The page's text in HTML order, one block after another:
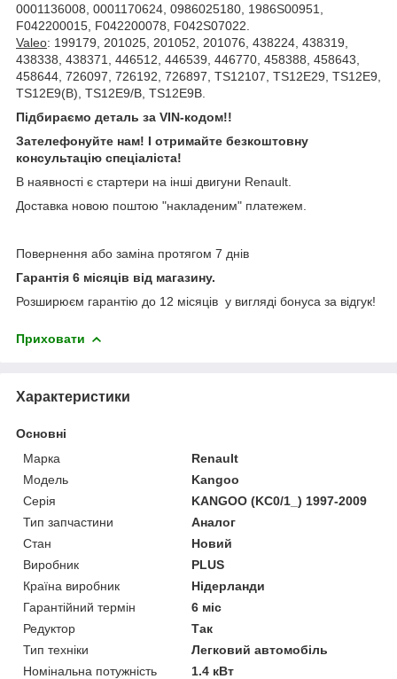
0001136008, 0001170624, 0986025180, 1986S00951,
F042200015, F042200078, F042S07022.
Valeo: 199179, 201025, 201052, 201076, 438224, 438319,
438338, 438371, 446512, 446539, 446770, 458388, 458643,
458644, 726097, 726192, 726897, TS12107, TS12E29, TS12E9,
TS12E9(B), TS12E9/B, TS12E9B.
Підбираємо деталь за VIN-кодом!!
Зателефонуйте нам! І отримайте безкоштовну
консультацію спеціаліста!
В наявності є стартери на інші двигуни Renault.
Доставка новою поштою "накладеним" платежем.
Повернення або заміна протягом 7 днів
Гарантія 6 місяців від магазину.
Розширюєм гарантію до 12 місяців у вигляді бонуса за відгук!
Приховати
Характеристики
Основні
Марка
Renault
Модель
Kangoo
Серія
KANGOO (KC0/1_) 1997-2009
Тип запчастини
Аналог
Стан
Новий
Виробник
PLUS
Країна виробник
Нідерланди
Гарантійний термін
6 міс
Редуктор
Так
Тип техніки
Легковий автомобіль
Номінальна потужність
1.4 кВт